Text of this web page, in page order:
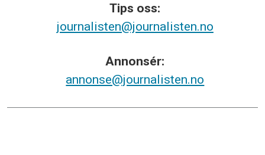
Tips oss:
journalisten@journalisten.no
Annonsér:
annonse@journalisten.no